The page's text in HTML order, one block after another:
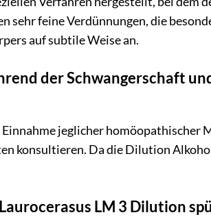
feine Verdünnungen, die
auf subtile Weise an.
der Schwangerschaft
jeglicher homöopathischer
konsultieren. Da die Dilution
LM 3 Dilution